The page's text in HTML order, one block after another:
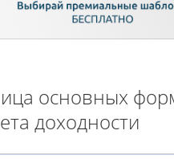
основных
доходности